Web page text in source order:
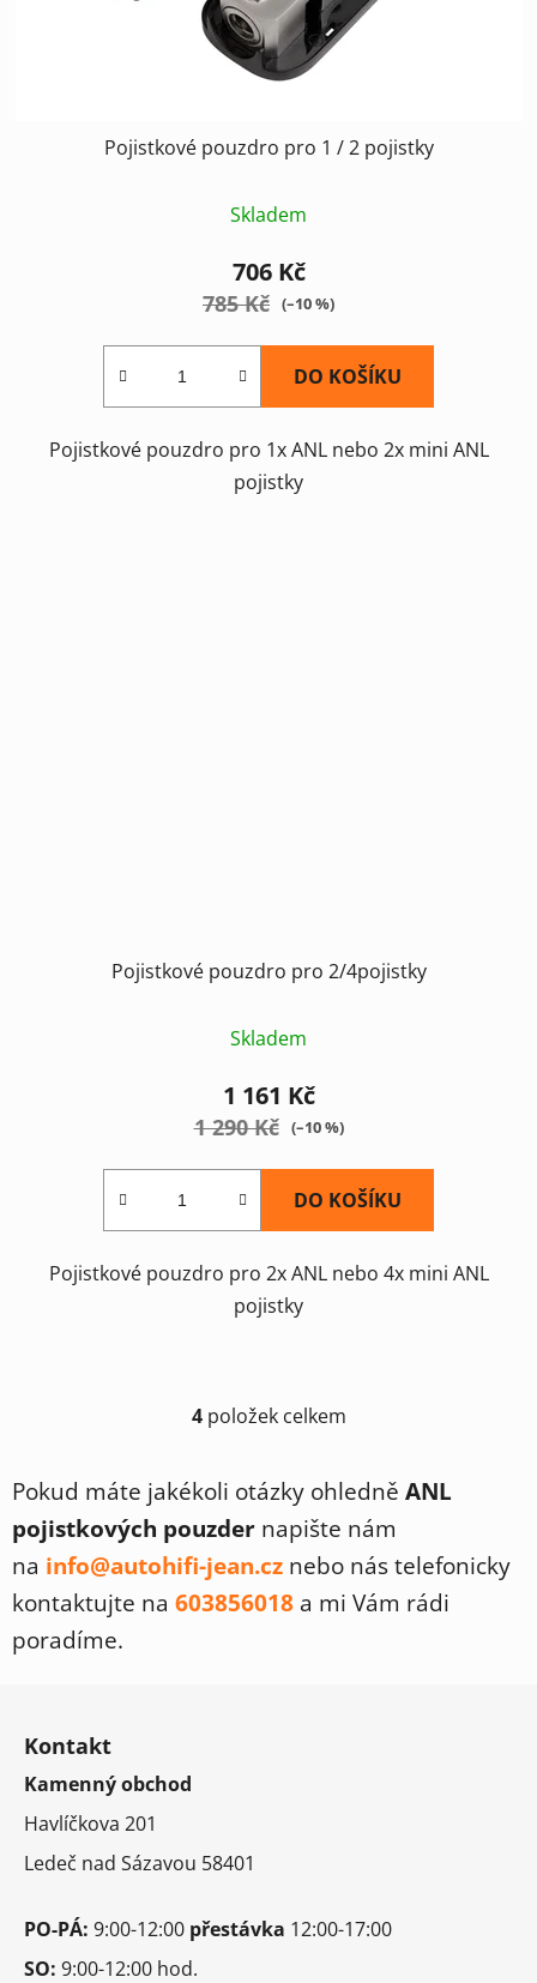
Pojistkové pouzdro pro 1 / 2 pojistky
Skladem
706 Kč
785 Kč (–10 %)
DO KOŠÍKU
Pojistkové pouzdro pro 1x ANL nebo 2x mini ANL
pojistky
Pojistkové pouzdro pro 2/4pojistky
Skladem
1 161 Kč
1 290 Kč (–10 %)
DO KOŠÍKU
Pojistkové pouzdro pro 2x ANL nebo 4x mini ANL
pojistky
O
l
á
d
a
c
í
4položek celkem
Pokud máte jakékoli otázky ohledně ANL
pojistkových pouzder napište nám
na info@autohifi-jean.cz nebo nás telefonicky
kontaktujte na 603856018 a mi Vám rádi
poradíme.
Kontakt
Kamenný obchod
Havlíčkova 201
Ledeč nad Sázavou 58401
PO-PÁ: 9:00-12:00 přestávka 12:00-17:00
SO: 9:00-12:00 hod.